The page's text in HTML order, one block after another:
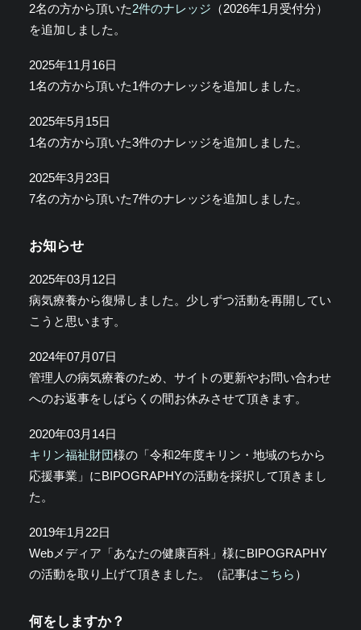
2名の方から頂いた2件のナレッジ （2026年1月受付分）
を追加しました。
2025年11月16日
1名の方から頂いた1件のナレッジを追加しました。
2025年5月15日
1名の方から頂いた3件のナレッジを追加しました。
2025年3月23日
7名の方から頂いた7件のナレッジを追加しました。
お知らせ
2025年03月12日
病気療養から復帰しました。少しずつ活動を再開してい
こうと思います。
2024年07月07日
管理人の病気療養のため、サイトの更新やお問い合わせ
へのお返事をしばらくの間お休みさせて頂きます。
2020年03月14日
キリン福祉財団様の「令和2年度キリン・地域のちから
応援事業」にBIPOGRAPHYの活動を採択して頂きまし
た。
2019年1月22日
Webメディア「あなたの健康百科」様にBIPOGRAPHY
の活動を取り上げて頂きました。（記事はこちら ）
何をしますか？